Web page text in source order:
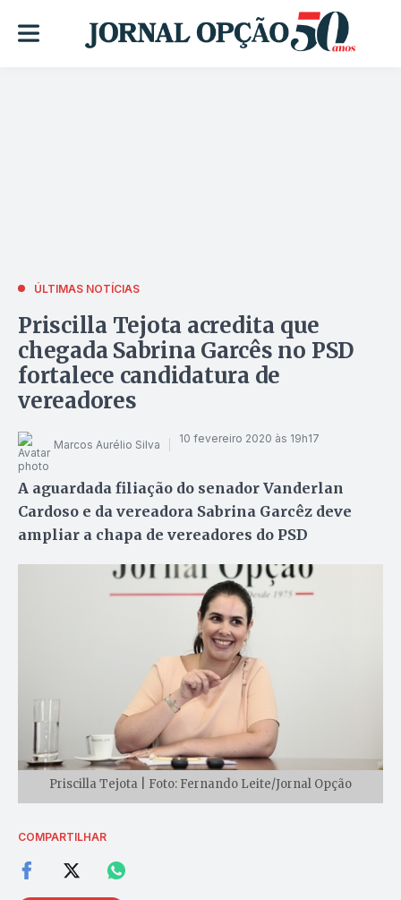
ÚLTIMAS NOTÍCIAS
Priscilla Tejota acredita que
chegada Sabrina Garcês no PSD
fortalece candidatura de
vereadores
Marcos Aurélio Silva 10 fevereiro 2020 às 19h17
A aguardada filiação do senador Vanderlan
Cardoso e da vereadora Sabrina Garcêz deve
ampliar a chapa de vereadores do PSD
Priscilla Tejota | Foto: Fernando Leite/Jornal Opção
COMPARTILHAR